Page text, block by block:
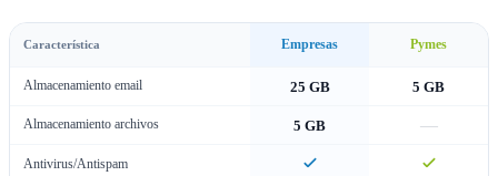
Característica Empresas Pymes
Almacenamiento email 25 GB 5 GB
Almacenamiento archivos 5 GB —
Antivirus/Antispam